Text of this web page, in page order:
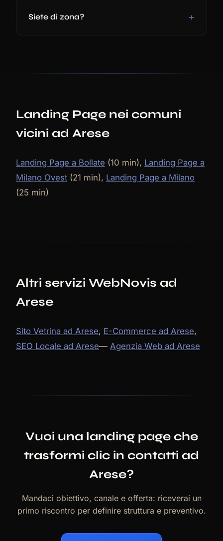
Siete di zona?
Landing Page nei comuni
vicini ad Arese
Landing Page a Bollate (10 min), Landing Page a
Milano Ovest (21 min), Landing Page a Milano
(25 min)
Altri servizi WebNovis ad
Arese
Sito Vetrina ad Arese, E-Commerce ad Arese,
SEO Locale ad Arese— Agenzia Web ad Arese
Vuoi una landing page che
trasformi clic in contatti ad
Arese?
Mandaci obiettivo, canale e offerta: riceverai un
primo riscontro per definire struttura e preventivo.